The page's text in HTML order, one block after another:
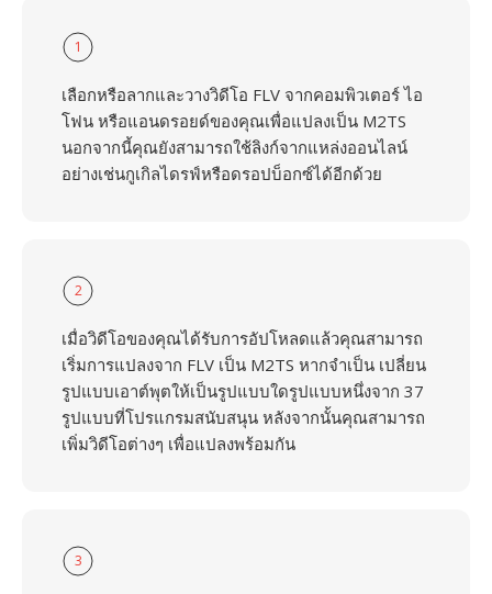
1
เลือกหรือลากและวางวิดีโอ FLV จากคอมพิวเตอร์ ไอ
โฟน หรือแอนดรอยด์ของคุณเพื่อแปลงเป็น M2TS
นอกจากนี้คุณยังสามารถใช้ลิงก์จากแหล่งออนไลน์
อย่างเช่นกูเกิลไดรฟ์หรือดรอปบ็อกซ์ได้อีกด้วย
2
เมื่อวิดีโอของคุณได้รับการอัปโหลดแล้วคุณสามารถ
เริ่มการแปลงจาก FLV เป็น M2TS หากจำเป็น เปลี่ยน
รูปแบบเอาต์พุตให้เป็นรูปแบบใดรูปแบบหนึ่งจาก 37
รูปแบบที่โปรแกรมสนับสนุน หลังจากนั้นคุณสามารถ
เพิ่มวิดีโอต่างๆ เพื่อแปลงพร้อมกัน
3